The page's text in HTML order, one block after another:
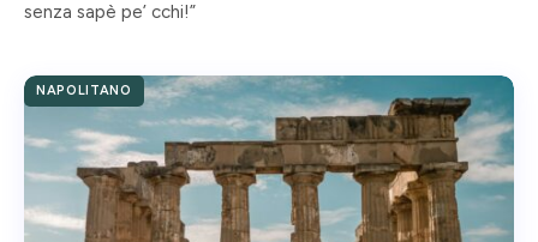
senza sapè pe’ cchi!”
NAPOLITANO